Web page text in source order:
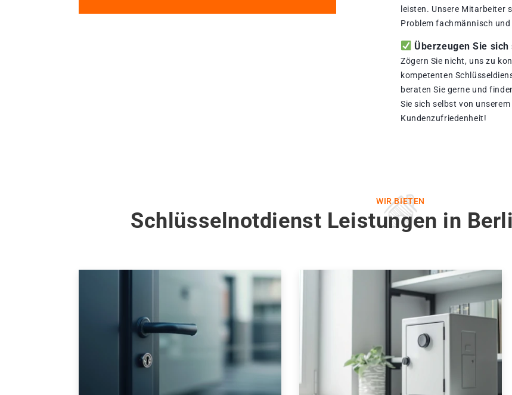
leisten. Unsere Mitarbeiter
Problem fachmännisch
Überzeugen Sie
Zögern Sie nicht, uns zu
kompetenten
beraten Sie gerne und
Sie sich selbst von
Kundenzufriedenheit!
WIR BIETEN
Schlüsselnotdienst Leistungen in